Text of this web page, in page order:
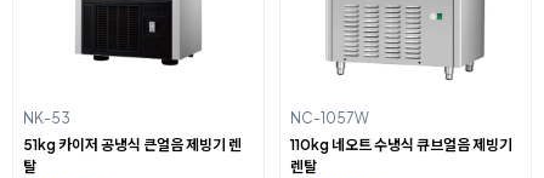
NK-53
51kg 카이저 공냉식 큰얼음 제빙기 렌
탈
NC-1057W
110kg 네오트 수냉식 큐브얼음 제빙기
렌탈